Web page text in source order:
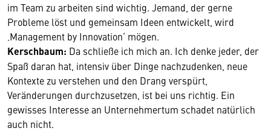
im Team zu arbeiten sind wichtig. Jemand, der gerne
Probleme löst und gemeinsam Ideen entwickelt, wird
‚Management by Innovation‘ mögen.
Kerschbaum: Da schließe ich mich an. Ich denke jeder, der
Spaß daran hat, intensiv über Dinge nachzudenken, neue
Kontexte zu verstehen und den Drang verspürt,
Veränderungen durchzusetzen, ist bei uns richtig. Ein
gewisses Interesse an Unternehmertum schadet natürlich
auch nicht.